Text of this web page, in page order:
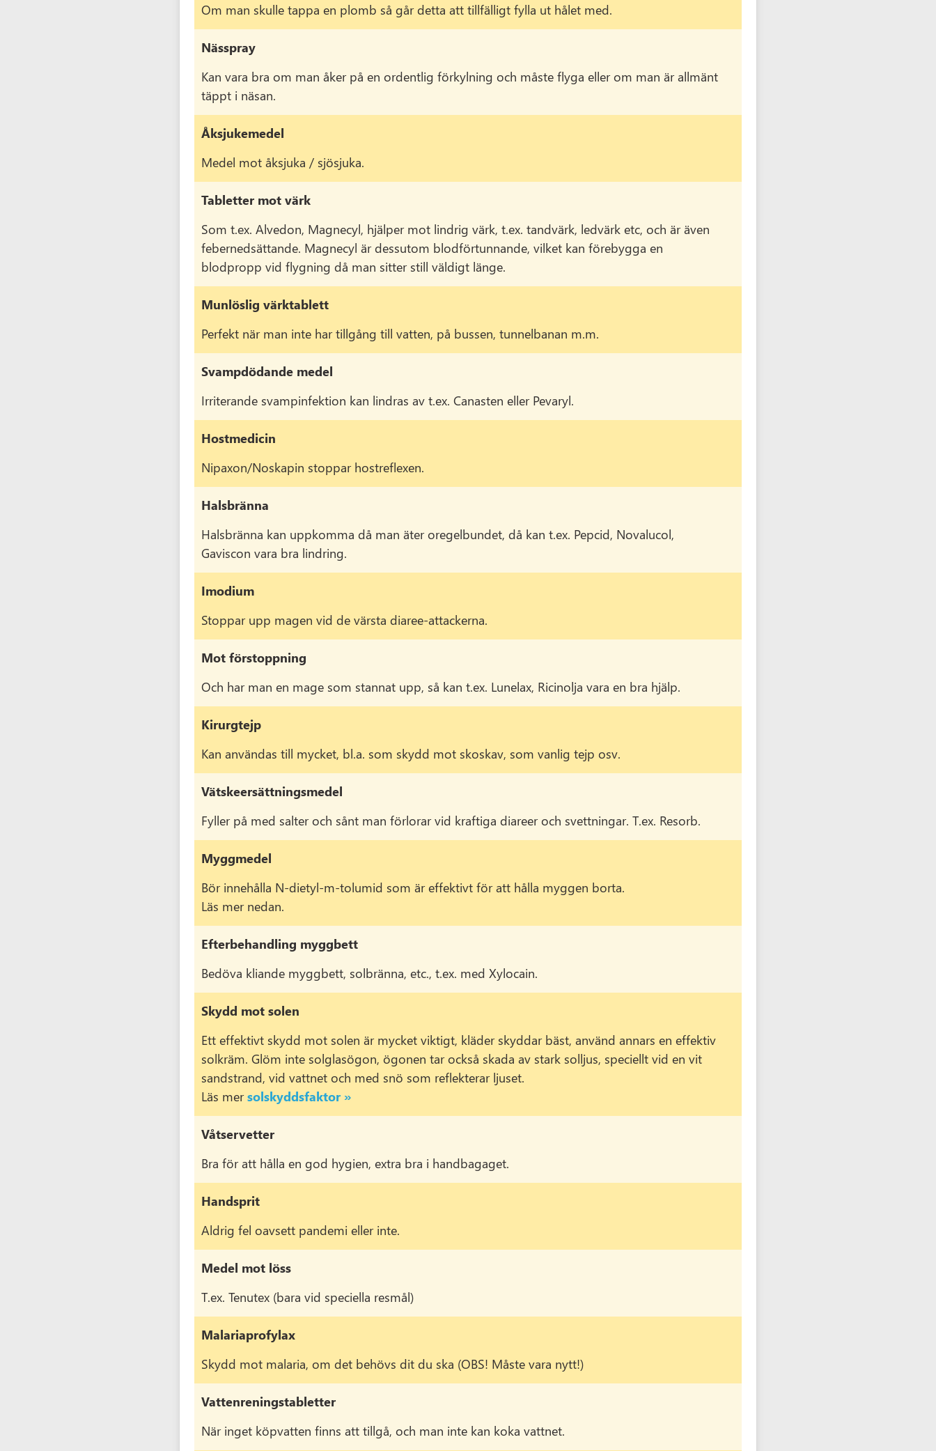
Om man skulle tappa en plomb så går detta att tillfälligt fylla ut hålet med.
Nässpray
Kan vara bra om man åker på en ordentlig förkylning och måste flyga eller om man är allmänt
täppt i näsan.
Åksjukemedel
Medel mot åksjuka / sjösjuka.
Tabletter mot värk
Som t.ex. Alvedon, Magnecyl, hjälper mot lindrig värk, t.ex. tandvärk, ledvärk etc, och är även
febernedsättande. Magnecyl är dessutom blodförtunnande, vilket kan förebygga en
blodpropp vid flygning då man sitter still väldigt länge.
Munlöslig värktablett
Perfekt när man inte har tillgång till vatten, på bussen, tunnelbanan m.m.
Svampdödande medel
Irriterande svampinfektion kan lindras av t.ex. Canasten eller Pevaryl.
Hostmedicin
Nipaxon/Noskapin stoppar hostreflexen.
Halsbränna
Halsbränna kan uppkomma då man äter oregelbundet, då kan t.ex. Pepcid, Novalucol,
Gaviscon vara bra lindring.
Imodium
Stoppar upp magen vid de värsta diaree-attackerna.
Mot förstoppning
Och har man en mage som stannat upp, så kan t.ex. Lunelax, Ricinolja vara en bra hjälp.
Kirurgtejp
Kan användas till mycket, bl.a. som skydd mot skoskav, som vanlig tejp osv.
Vätskeersättningsmedel
Fyller på med salter och sånt man förlorar vid kraftiga diareer och svettningar. T.ex. Resorb.
Myggmedel
Bör innehålla N-dietyl-m-tolumid som är effektivt för att hålla myggen borta.
Läs mer nedan.
Efterbehandling myggbett
Bedöva kliande myggbett, solbränna, etc., t.ex. med Xylocain.
Skydd mot solen
Ett effektivt skydd mot solen är mycket viktigt, kläder skyddar bäst, använd annars en effektiv
solkräm. Glöm inte solglasögon, ögonen tar också skada av stark solljus, speciellt vid en vit
sandstrand, vid vattnet och med snö som reflekterar ljuset.
Läs mersolskyddsfaktor »
Våtservetter
Bra för att hålla en god hygien, extra bra i handbagaget.
Handsprit
Aldrig fel oavsett pandemi eller inte.
Medel mot löss
T.ex. Tenutex (bara vid speciella resmål)
Malariaprofylax
Skydd mot malaria, om det behövs dit du ska (OBS! Måste vara nytt!)
Vattenreningstabletter
När inget köpvatten finns att tillgå, och man inte kan koka vattnet.